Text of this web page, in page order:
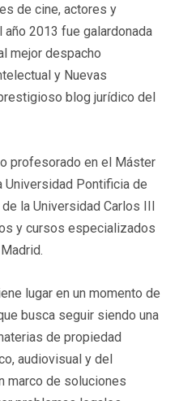
de cine, actores y
2013 fue galardonada
mejor despacho
y Nuevas
blog jurídico del
profesorado en el Máster
Pontificia de
la Universidad Carlos III
y cursos especializados
lugar en un momento de
busca seguir siendo una
de propiedad
audiovisual y del
marco de soluciones